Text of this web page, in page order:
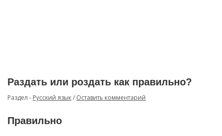
Раздать или роздать как правильно?
Раздел - Русский язык/ Оставить комментарий
Правильно